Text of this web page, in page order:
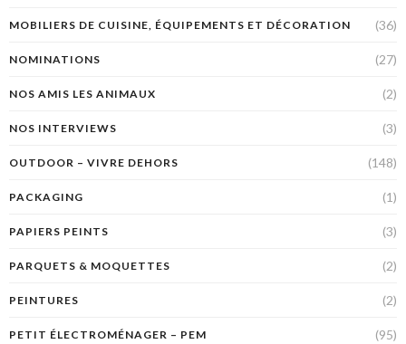
MOBILIERS DE CUISINE, ÉQUIPEMENTS ET DÉCORATION (36)
NOMINATIONS (27)
NOS AMIS LES ANIMAUX (2)
NOS INTERVIEWS (3)
OUTDOOR – VIVRE DEHORS (148)
PACKAGING (1)
PAPIERS PEINTS (3)
PARQUETS & MOQUETTES (2)
PEINTURES (2)
PETIT ÉLECTROMÉNAGER – PEM (95)